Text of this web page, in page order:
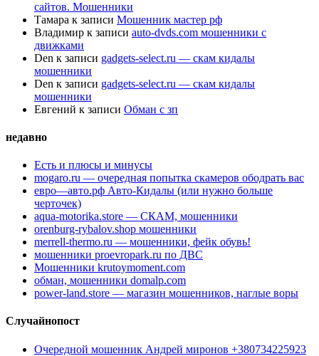
сайтов. Мошенники
Тамара к записи Мошенник мастер рф
Владимир к записи auto-dvds.com мошенники с
движками
Den к записи gadgets-select.ru — скам кидалы
мошенники
Den к записи gadgets-select.ru — скам кидалы
мошенники
Евгений к записи Обман с зп
недавно
Есть и плюсы и минусы
mogaro.ru — очередная попытка скамеров ободрать вас
евро—авто.рф Авто-Кидалы (или нужно больше
черточек)
aqua-motorika.store — СКАМ, мошенники
orenburg-rybalov.shop мошенники
merrell-thermo.ru — мошенники, фейк обувь!
мошенники proevropark.ru по ДВС
Мошенники krutoymoment.com
обман, мошенники domalp.com
power-land.store — магазин мошенников, наглые воры
Случайнопост
Очередной мошенник Андрей миронов +380734225923